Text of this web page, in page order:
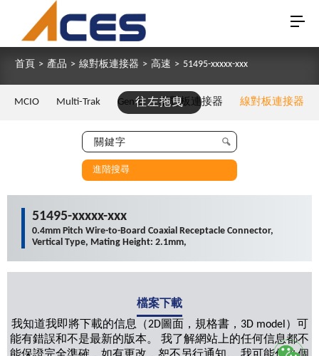
首頁 > 產品 > 線對板連接器 > 高速 > 51495-xxxxx-xxx
往左拖曳
MCIO Multi-Trak Gen Z 板對板連接器 線對板連接器
進階搜尋
51495-xxxxx-xxx
0.4mm Pitch Wire-to-Board Coaxial Receptacle Connector,
Vertical Type, Mating Height: 2.1mm,
檔案下載
我知道我即將下載的信息（2D圖面，規格書，3D model）可
能有錯誤和不是最新的版本。 我了解網站上的任何信息都不